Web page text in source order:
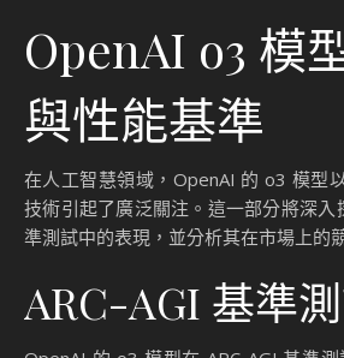
OpenAI o3 模
與性能基準
在人工智慧領域，OpenAI 的 o3 模型
技術引起了廣泛關注。這一部分將深
準測試中的表現，並分析其在市場上的
ARC-AGI 基準